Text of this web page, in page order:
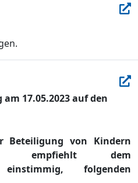
17.05.2023 auf den
Beteiligung von Kindern
empfiehlt dem
einstimmig, folgenden